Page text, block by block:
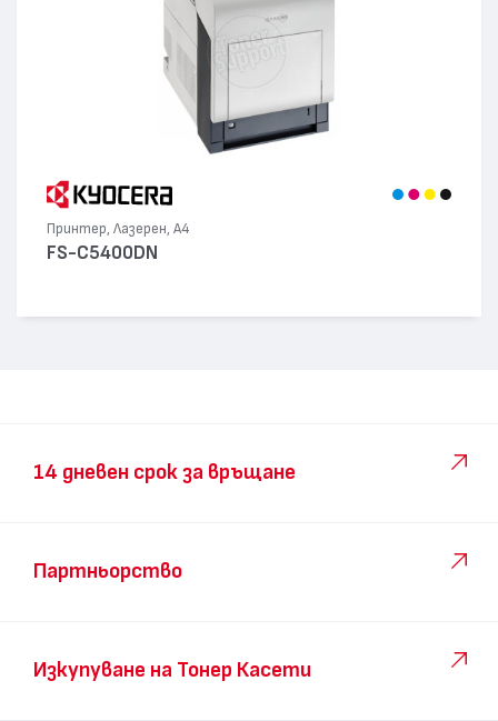
Принтер, Лазерен, А4
FS-C5400DN
14 дневен срок за връщане
Партньорство
Изкупуване на Тонер Касети